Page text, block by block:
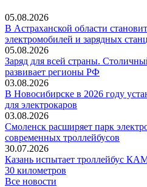
05.08.2026
В Астраханской области
электромобилей и зарядных
05.08.2026
Заряд для всей страны.
развивает регионы РФ
03.08.2026
В Новосибирске в 2026 году
для электрокаров
03.08.2026
Смоленск расширяет парк
современных троллейбусов
30.07.2026
Казань испытает троллейбус
30 километров
Все новости